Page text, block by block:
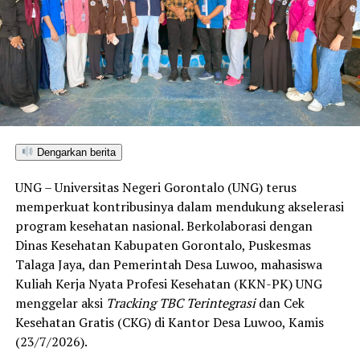
seluruh kabupaten/kota di Provinsi Gorontalo maupun
Sulawesi Utara. Skor ini melampaui target yang
ditetapkan dan mengantarkan Kota Gorontalo menjadi
satu-satunya daerah di wilayah tersebut yang
menembus kategori “Unggul”. Sementara kabupaten lain
di Gorontalo masih berada pada kategori “Berkembang”
tertinggi di kawasan SulutGo sebagaimana dipaparkan
dalam Rakorwil TPAKD,” ungkap Wawali Indra Gobel
usai kegiatan.
Indra menambahkan, skor IKAD ini membuktikan bahwa
tingkat keterjangkauan, pemanfaatan, serta inklusivitas
layanan keuangan bagi masyarakat di Kota Gorontalo
berada di posisi terdepan.
Dengarkan berita
UNG – Universitas Negeri Gorontalo (UNG) terus
memperkuat kontribusinya dalam mendukung akselerasi
program kesehatan nasional. Berkolaborasi dengan
Dinas Kesehatan Kabupaten Gorontalo, Puskesmas
Talaga Jaya, dan Pemerintah Desa Luwoo, mahasiswa
Kuliah Kerja Nyata Profesi Kesehatan (KKN-PK) UNG
menggelar aksi Tracking TBC Terintegrasidan Cek
Kesehatan Gratis (CKG) di Kantor Desa Luwoo, Kamis
(23/7/2026).